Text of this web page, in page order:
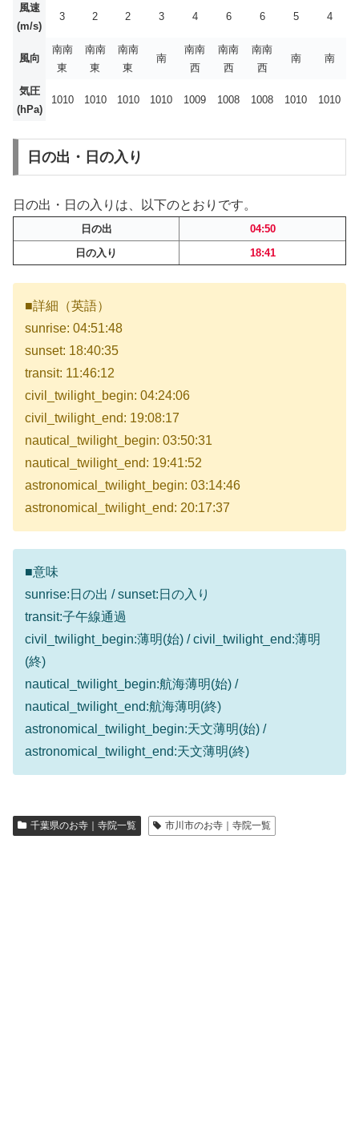
風速
(m/s)
3 2 2 3 4 6 6 5 4
風向
南南
東
南南
東
南南
東
南
南南
西
南南
西
南南
西
南 南
気圧
(hPa)
1010 1010 1010 1010 1009 1008 1008 1010 1010
日の出・日の入り
日の出・日の入りは、以下のとおりです。
日の出
04:50
日の入り
18:41
■詳細（英語）
sunrise: 04:51:48
sunset: 18:40:35
transit: 11:46:12
civil_twilight_begin: 04:24:06
civil_twilight_end: 19:08:17
nautical_twilight_begin: 03:50:31
nautical_twilight_end: 19:41:52
astronomical_twilight_begin: 03:14:46
astronomical_twilight_end: 20:17:37
■意味
sunrise:日の出 / sunset:日の入り
transit:子午線通過
civil_twilight_begin:薄明(始) / civil_twilight_end:薄明
(終)
nautical_twilight_begin:航海薄明(始) /
nautical_twilight_end:航海薄明(終)
astronomical_twilight_begin:天文薄明(始) /
astronomical_twilight_end:天文薄明(終)
千葉県のお寺｜寺院一覧 市川市のお寺｜寺院一覧